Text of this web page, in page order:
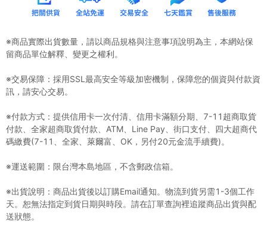
※商品實際出貨數量，請以商品規格與注意事項說明為主，本網站保
留商品單位解釋、變更之權利。
※交易保障：採用SSL最高安全等級加密機制，保障您的個資與付款資
訊，請安心交易。
※付款方式：提供信用卡一次付清、信用卡滿額分期、7-11超商取貨
付款、全家超商取貨付款、ATM、Line Pay、街口支付、四大超商代
碼繳費(7-11、全家、萊爾富、OK，另付20元金流手續費)。
※運送範圍：限台灣本島地區，不含郵政信箱。
※出貨說明：商品出貨後以訂購Email通知。物流到貨另需1-3個工作
天。恕無法指定到貨日期與時段。請在訂單查詢裡追蹤商品出貨與配
送狀態。